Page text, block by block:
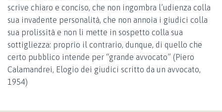
scrive chiaro e conciso, che non ingombra l’udienza colla
sua invadente personalità, che non annoia i giudici colla
sua prolissità e non li mette in sospetto colla sua
sottigliezza: proprio il contrario, dunque, di quello che
certo pubblico intende per “grande avvocato” (Piero
Calamandrei, Elogio dei giudici scritto da un avvocato,
1954)